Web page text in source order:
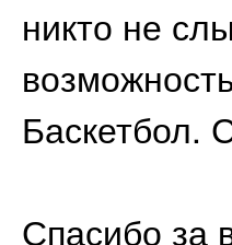
никто не
Баскетбол.
Спасибо за